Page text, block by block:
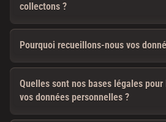
collectons ?
Pourquoi recueillons-nous vos
Quelles sont nos bases légales
vos données personnelles ?